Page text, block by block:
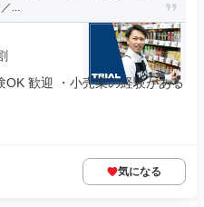
...
歓迎 ・小売業の経験がある
気になる